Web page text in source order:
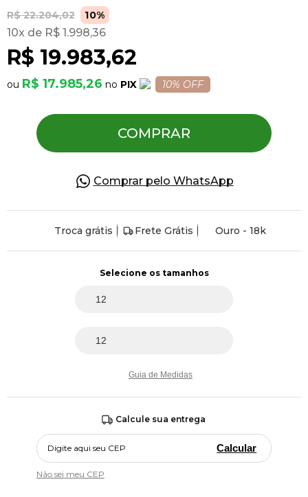
R$ 22.204,02 10%
R$ 19.983,62
10 R$ 1.998,36
R$ 17.985,26 PIX 10% OFF
COMPRAR
Comprar pelo WhatsApp
Troca grátis Frete Grátis Ouro - 18k
Selecione os tamanhos
Guia de Medidas
Calcule sua entrega
Calcular
Não sei meu CEP
Pulseiras
Piercing
Presente